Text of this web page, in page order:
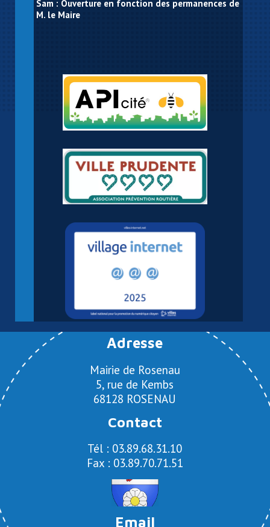
Sam : Ouverture en fonction des permanences de
M. le Maire
Adresse
Mairie de Rosenau
5, rue de Kembs
68128 ROSENAU
Contact
Tél : 03.89.68.31.10
Fax : 03.89.70.71.51
Email